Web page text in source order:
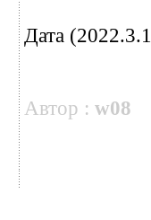
Дата
Автор : w08